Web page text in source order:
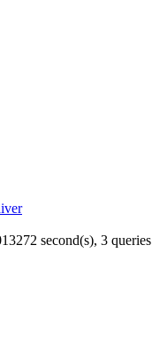
second(s), 3 queries